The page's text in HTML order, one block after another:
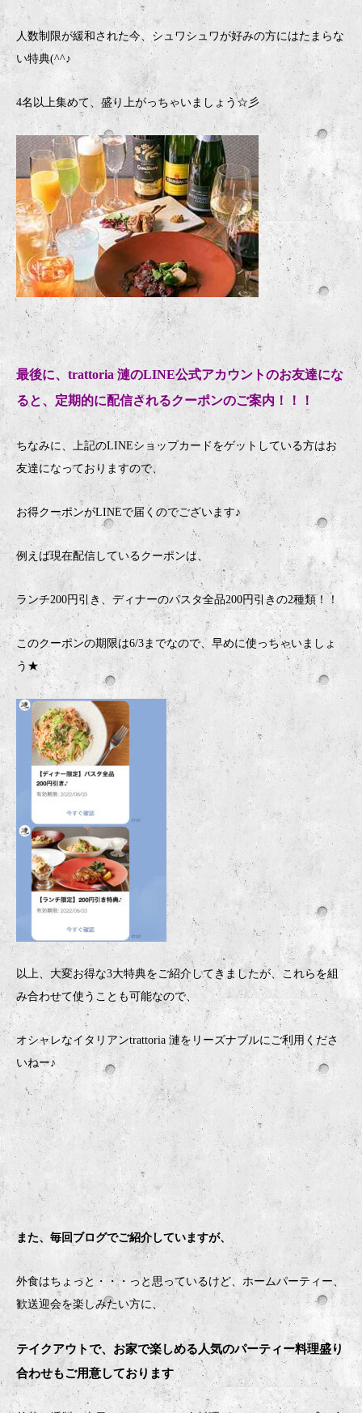
人数制限が緩和された今、シュワシュワが好みの方にはたまらな
い特典(^^♪
4名以上集めて、盛り上がっちゃいましょう☆彡
最後に、trattoria 漣のLINE公式アカウントのお友達にな
ると、定期的に配信されるクーポンのご案内！！！
ちなみに、上記のLINEショップカードをゲットしている方はお
友達になっておりますので、
お得クーポンがLINEで届くのでございます♪
例えば現在配信しているクーポンは、
ランチ200円引き、ディナーのパスタ全品200円引きの2種類！！
このクーポンの期限は6/3までなので、早めに使っちゃいましょ
う★
以上、大変お得な3大特典をご紹介してきましたが、これらを組
み合わせて使うことも可能なので、
オシャレなイタリアンtrattoria 漣をリーズナブルにご利用くださ
いねー♪
また、毎回ブログでご紹介していますが、
外食はちょっと・・・っと思っているけど、ホームパーティー、
歓送迎会を楽しみたい方に、
テイクアウトで、お家で楽しめる人気のパーティー料理盛り
合わせもご用意しております